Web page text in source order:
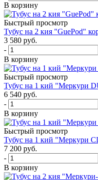
В корзину
Быстрый просмотр
Тубус на 2 кия "GuePod"
3 580 руб.
-
В корзину
Быстрый просмотр
Тубус на 1 кий "Меркури
6 540 руб.
-
В корзину
Быстрый просмотр
Тубус на 1 кий "Меркури
7 200 руб.
-
В корзину